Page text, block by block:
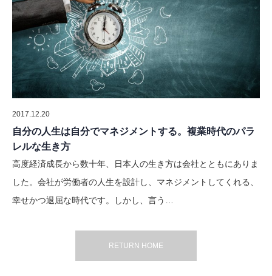
2017.12.20
自分の人生は自分でマネジメントする。複業時代のパラ
レルな生き方
高度経済成長から数十年、日本人の生き方は会社とともにありま
した。会社が労働者の人生を設計し、マネジメントしてくれる、
幸せかつ退屈な時代です。しかし、言う…
RETURN HOME